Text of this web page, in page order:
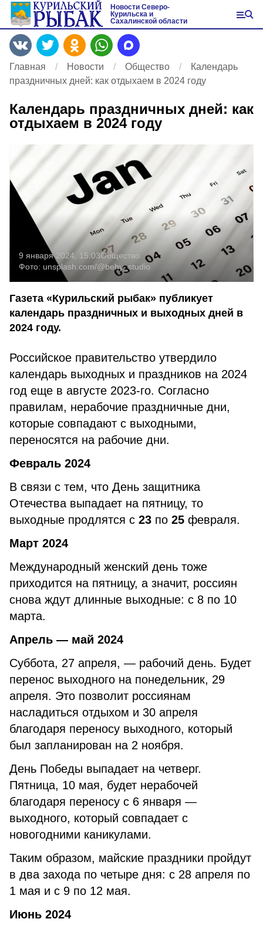
Новости Северо-
Курильска и
Сахалинской области
Главная Новости Общество
Календарь
праздничных дней: как отдыхаем в 2024 году
Календарь праздничных дней: как
отдыхаем в 2024 году
9 января 2024, 15:03Общество
Фото: unsplash.com/@behy_studio
Газета «Курильский рыбак» публикует
календарь праздничных и выходных дней в
2024 году.
Российское правительство утвердило
календарь выходных и праздников на 2024
год еще в августе 2023-го. Согласно
правилам, нерабочие праздничные дни,
которые совпадают с выходными,
переносятся на рабочие дни.
Февраль 2024
В связи с тем, что День защитника
Отечества выпадает на пятницу, то
выходные продлятся с 23 по 25 февраля.
Март 2024
Международный женский день тоже
приходится на пятницу, а значит, россиян
снова ждут длинные выходные: с 8 по 10
марта.
Апрель — май 2024
Суббота, 27 апреля, — рабочий день. Будет
перенос выходного на понедельник, 29
апреля. Это позволит россиянам
насладиться отдыхом и 30 апреля
благодаря переносу выходного, который
был запланирован на 2 ноября.
День Победы выпадает на четверг.
Пятница, 10 мая, будет нерабочей
благодаря переносу с 6 января —
выходного, который совпадает с
новогодними каникулами.
Таким образом, майские праздники пройдут
в два захода по четыре дня: с 28 апреля по
1 мая и с 9 по 12 мая.
Июнь 2024